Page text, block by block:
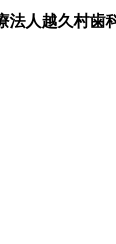
人越久村歯